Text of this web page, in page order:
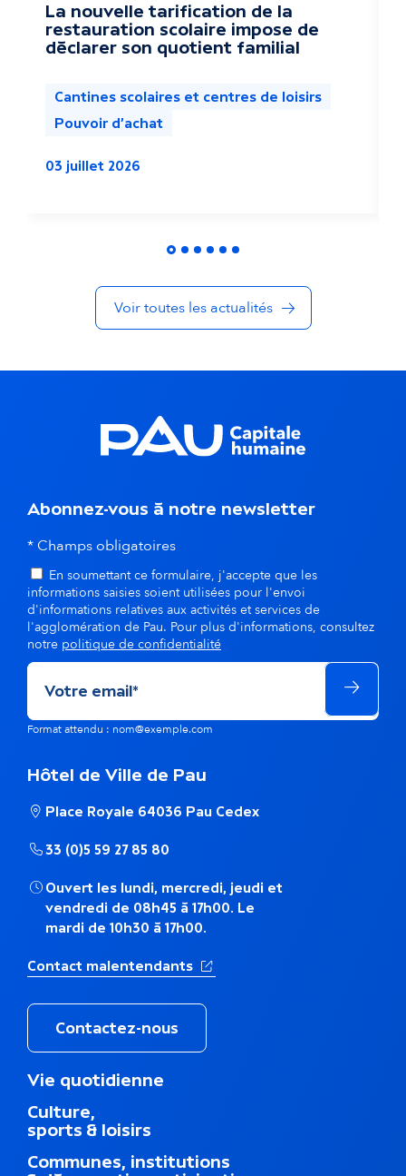
a
a
m
ê
m
e
h
é
m
a
t
q
La nouvelle tarification de la
restauration scolaire impose de
déclarer son quotient familial
Cantines scolaires et centres de loisirs
Pouvoir d'achat
03 juillet 2026
Voir toutes les actualités
Abonnez-vous à notre newsletter
* Champs obligatoires
En soumettant ce formulaire, j'accepte que les
informations saisies soient utilisées pour l'envoi
d'informations relatives aux activités et services de
l'agglomération de Pau. Pour plus d'informations, consultez
notre politique de confidentialité
Format attendu : nom@exemple.com
Hôtel de Ville de Pau
Place Royale 64036 Pau Cedex
33 (0)5 59 27 85 80
Ouvert les lundi, mercredi, jeudi et
vendredi de 08h45 à 17h00. Le
mardi de 10h30 à 17h00.
Contact malentendants (Ouverture dans un nouvel
Contactez-nous
M
n
u
d
u
Vie quotidienne
Culture,
sports & loisirs
Communes, institutions